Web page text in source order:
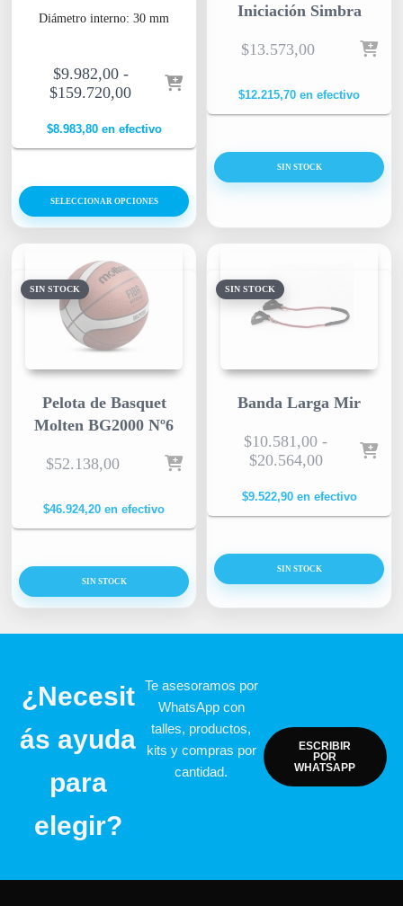
Iniciación Simbra
$13.573,00
$12.215,70 en efectivo
SIN STOCK
Diámetro interno: 30 mm
$9.982,00 -
$159.720,00
$8.983,80en efectivo
SELECCIONAR OPCIONES
SIN STOCK
Pelota de Basquet
Molten BG2000 Nº6
$52.138,00
$46.924,20 en efectivo
SIN STOCK
SIN STOCK
Banda Larga Mir
$10.581,00 -
$20.564,00
$9.522,90en efectivo
SIN STOCK
¿Necesit
ás ayuda
para
elegir?
Te asesoramos por
WhatsApp con
talles, productos,
kits y compras por
cantidad.
ESCRIBIR
POR
WHATSAPP